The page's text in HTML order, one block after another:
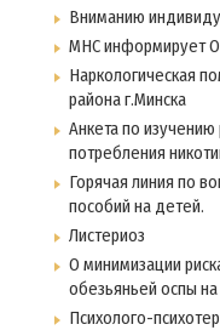
Вниманию
МНС информирует
Наркологическая
района г.Минска
Анкета по изучению
потребления
Горячая линия по
пособий на детей.
Листериоз
О минимизации
обезьяньей оспы
Психолого-